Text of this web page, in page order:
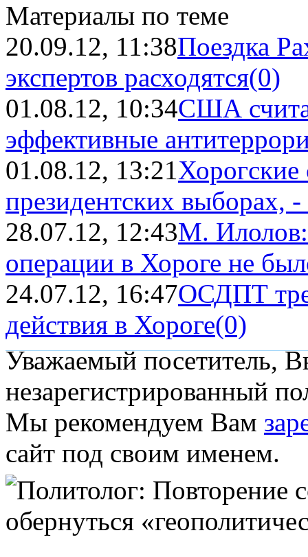
Материалы по теме
20.09.12, 11:38Поездка
экспертов расходятся(0)
01.08.12, 10:34США
эффективные
01.08.12, 13:21Хорогские
президентских выборах, -
28.07.12, 12:43М. Илолов:
операции в Хороге не
24.07.12, 16:47ОСДПТ
действия в Хороге(0)
Уважаемый посетитель,
незарегистрированный
Мы рекомендуем Вам
сайт под своим именем.